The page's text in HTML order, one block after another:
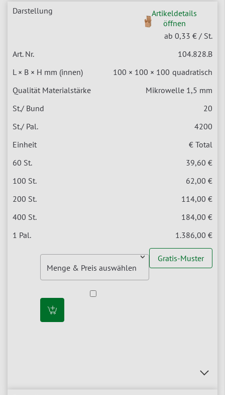
Artikeldetails
öffnen
ab 0,33 € / St.
104.828.B
100 × 100 × 100 quadratisch
Mikrowelle 1,5 mm
20
4200
€ Total
39,60 €
62,00 €
114,00 €
184,00 €
1.386,00 €
Gratis-Muster